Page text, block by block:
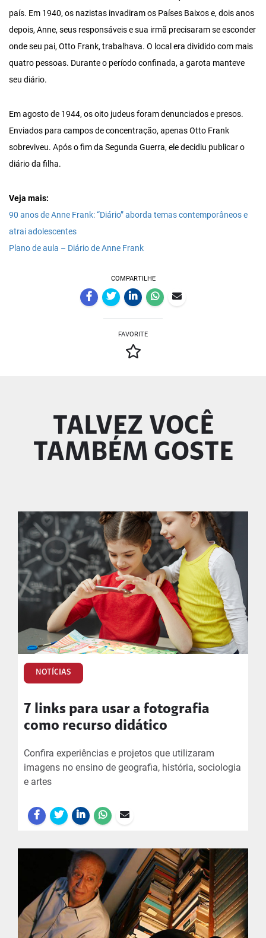
país. Em 1940, os nazistas invadiram os Países Baixos e, dois anos
depois, Anne, seus responsáveis e sua irmã precisaram se esconder
onde seu pai, Otto Frank, trabalhava. O local era dividido com mais
quatro pessoas. Durante o período confinada, a garota manteve
seu diário.
Em agosto de 1944, os oito judeus foram denunciados e presos.
Enviados para campos de concentração, apenas Otto Frank
sobreviveu. Após o fim da Segunda Guerra, ele decidiu publicar o
diário da filha.
Veja mais:
90 anos de Anne Frank: “Diário” aborda temas contemporâneos e
atrai adolescentes
Plano de aula – Diário de Anne Frank
COMPARTILHE
FAVORITE
TALVEZ VOCÊ
TAMBÉM GOSTE
NOTÍCIAS
7 links para usar a fotografia
como recurso didático
Confira experiências e projetos que utilizaram
imagens no ensino de geografia, história, sociologia
e artes